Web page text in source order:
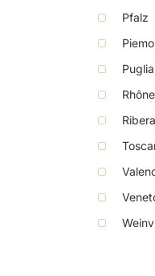
Pfalz
Puglia
Rhône